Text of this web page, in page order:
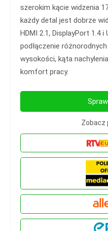
szerokim kącie widzenia
każdy detal jest dobrze
HDMI 2.1, DisplayPort 1.4 i
podłączenie
wysokości, kąta
komfort pracy.
Zobacz